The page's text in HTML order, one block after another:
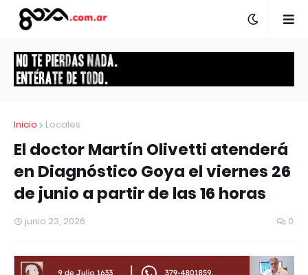
Inicio Locales
El doctor Martín Olivetti atenderá
en Diagnóstico Goya el viernes 26
de junio a partir de las 16 horas
junio 23, 2026 0